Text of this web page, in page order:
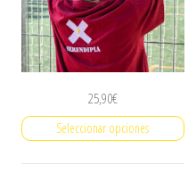
25,90€
Seleccionar opciones